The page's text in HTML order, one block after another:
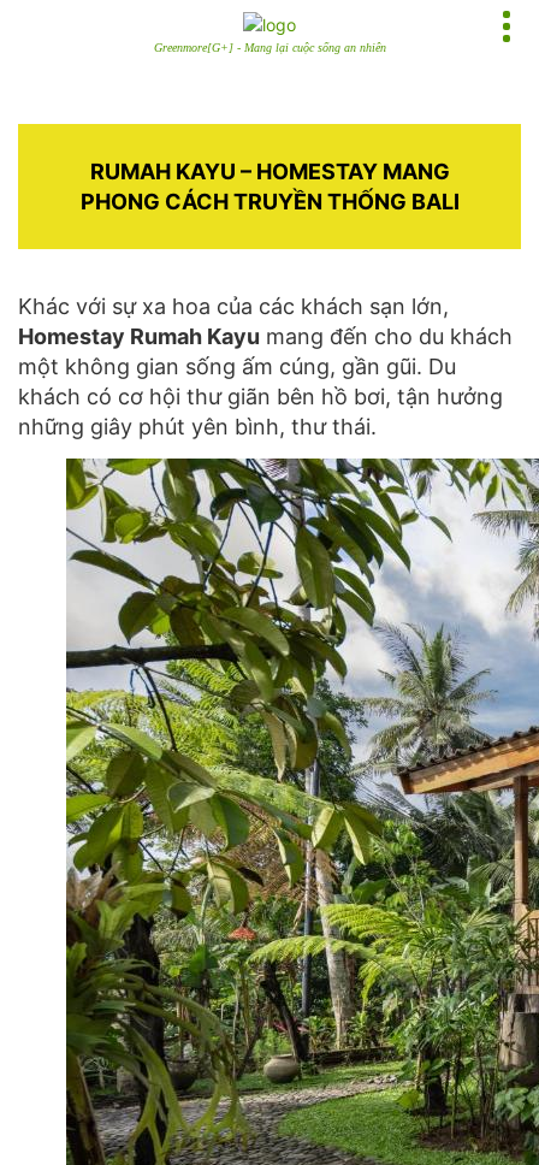
Greenmore[G+] - Mang lại cuộc sống an nhiên
RUMAH KAYU – HOMESTAY MANG
PHONG CÁCH TRUYỀN THỐNG BALI
Khác với sự xa hoa của các khách sạn lớn,
Homestay Rumah Kayu mang đến cho du khách
một không gian sống ấm cúng, gần gũi. Du
khách có cơ hội thư giãn bên hồ bơi, tận hưởng
những giây phút yên bình, thư thái.